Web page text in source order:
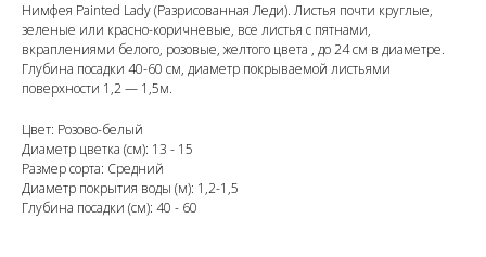
Нимфея Painted Lady (Разрисованная Леди). Листья почти круглые,
зеленые или красно-коричневые, все листья с пятнами,
вкраплениями белого, розовые, желтого цвета , до 24 см в диаметре.
Глубина посадки 40-60 см, диаметр покрываемой листьями
поверхности 1,2 — 1,5м.
Цвет: Розово-белый
Диаметр цветка (см): 13 - 15
Размер сорта: Средний
Диаметр покрытия воды (м): 1,2-1,5
Глубина посадки (см): 40 - 60